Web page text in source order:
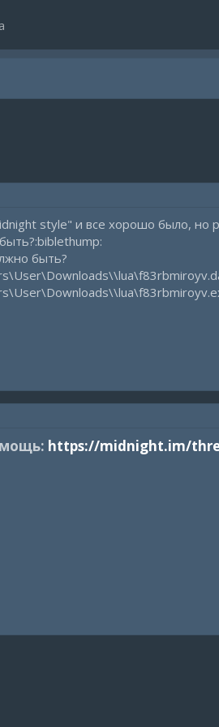
style" и все хорошо было, но
быть?
https://midnight.im/